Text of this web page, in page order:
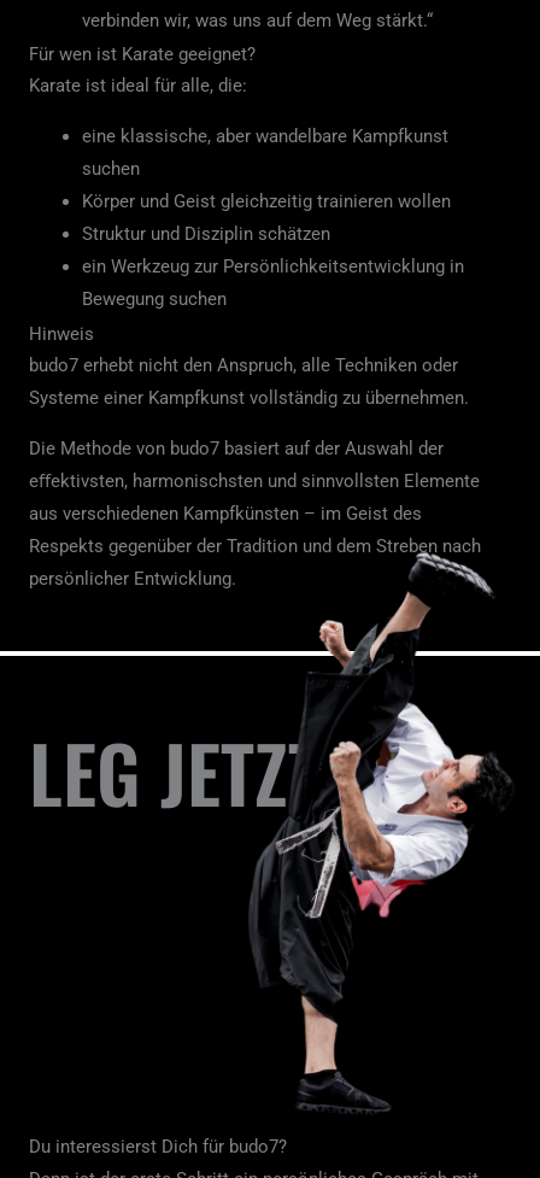
verbinden wir, was uns auf dem Weg stärkt.“
Für wen ist Karate geeignet?
Karate ist ideal für alle, die:
eine klassische, aber wandelbare Kampfkunst
suchen
Körper und Geist gleichzeitig trainieren wollen
Struktur und Disziplin schätzen
ein Werkzeug zur Persönlichkeitsentwicklung in
Bewegung suchen
Hinweis
budo7 erhebt nicht den Anspruch, alle Techniken oder
Systeme einer Kampfkunst vollständig zu übernehmen.
Die Methode von budo7 basiert auf der Auswahl der
eﬀektivsten, harmonischsten und sinnvollsten Elemente
aus verschiedenen Kampfkünsten – im Geist des
Respekts gegenüber der Tradition und dem Streben nach
persönlicher Entwicklung.
LEG JETZT LOS
Du interessierst Dich für budo7?